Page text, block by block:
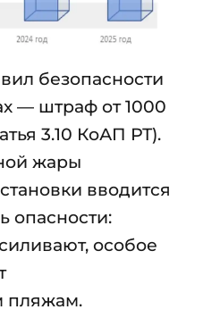
безопасности
— штраф от 1000
3.10 КоАП РТ).
жары
вводится
опасности:
особое
пляжам.